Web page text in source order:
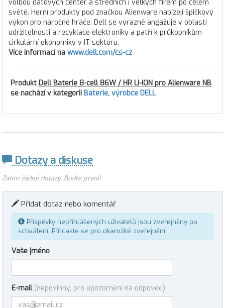
volbou datových center a středních i velkých firem po celém
světě. Herní produkty pod značkou Alienware nabízejí špičkový
výkon pro náročné hráče. Dell se výrazně angažuje v oblasti
udržitelnosti a recyklace elektroniky a patří k průkopníkům
cirkulární ekonomiky v IT sektoru.
Více informací na www.dell.com/cs-cz
Produkt Dell Baterie 8-cell 86W / HR LI-ION pro Alienware NB
se nachází v kategorii Baterie, výrobce DELL
Dotazy a diskuse
Zatím žádné dotazy. Buďte první!
Přidat dotaz nebo komentář
Příspěvky nepřihlášených uživatelů jsou zveřejněny po
schválení. Přihlaste se pro okamžité zveřejnění.
Vaše jméno
E-mail (nepovinný, pro upozornění na odpověď)